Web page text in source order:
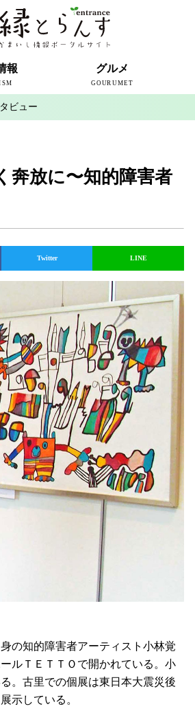
報
ター
ス
グルメ
GOURUMET
ビュー
奔放に〜知的障害者
Twitter LINE
の知的障害者アーティスト小林覚
ルＴＥＴＴＯで開かれている。小
。古里での個展は東日本大震災後
示している。